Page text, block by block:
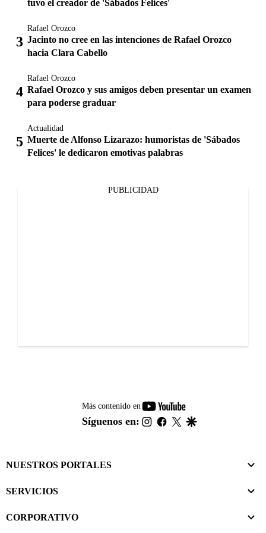
tuvo el creador de 'Sábados Felices'
Rafael Orozco
Jacinto no cree en las intenciones de Rafael Orozco
hacia Clara Cabello
Rafael Orozco
Rafael Orozco y sus amigos deben presentar un examen
para poderse graduar
Actualidad
Muerte de Alfonso Lizarazo: humoristas de 'Sábados
Felices' le dedicaron emotivas palabras
PUBLICIDAD
Más contenido en
youtube-
footer
Síguenos en: instagram
facebook
twitter
NUESTROS PORTALES
SERVICIOS
CORPORATIVO